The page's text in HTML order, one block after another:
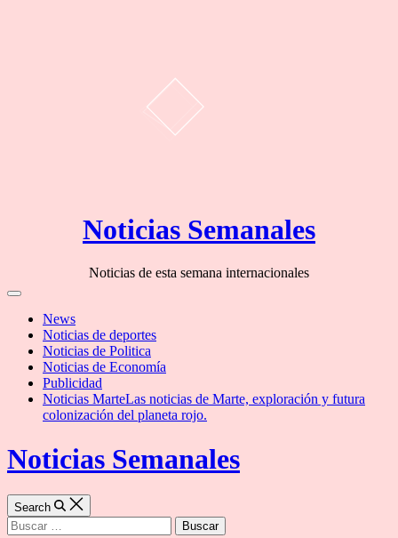
Noticias Semanales
Noticias de esta semana internacionales
Off
CanvasNews
Noticias de deportes
Noticias de Politica
Noticias de Economía
Publicidad
Noticias MarteLas noticias de Marte, exploración y futura
colonización del planeta rojo.
Noticias Semanales
Search
Buscar: